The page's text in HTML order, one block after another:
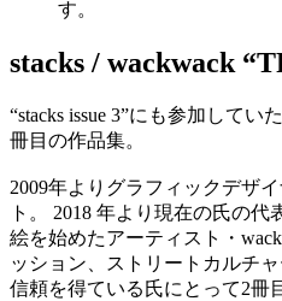
す。
stacks / wackwack
“stacks issue 3”にも参加してい
冊目の作品集。
2009年よりグラフィックデザ
ト。 2018 年より現在の氏の
絵を始めたアーティスト・
ッション、ストリートカルチ
信頼を得ている氏にとって2冊